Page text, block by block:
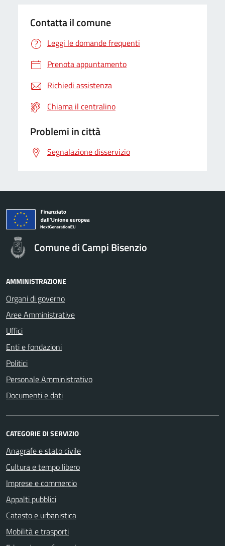
Contatta il comune
Leggi le domande frequenti
Prenota appuntamento
Richiedi assistenza
Chiama il centralino
Problemi in città
Segnalazione disservizio
Comune di Campi Bisenzio
AMMINISTRAZIONE
Organi di governo
Aree Amministrative
Uffici
Enti e fondazioni
Politici
Personale Amministrativo
Documenti e dati
CATEGORIE DI SERVIZIO
Anagrafe e stato civile
Cultura e tempo libero
Imprese e commercio
Appalti pubblici
Catasto e urbanistica
Mobilità e trasporti